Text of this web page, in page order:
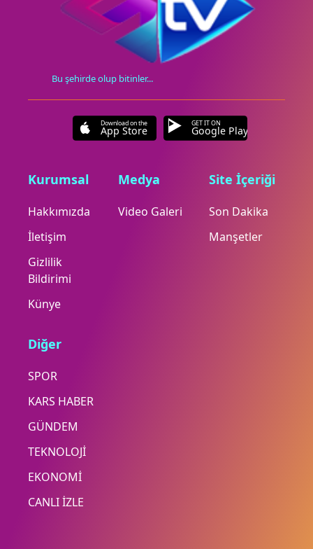
Bu şehirde olup bitinler...
Download on the
App Store
GET IT ON
Google Play
Kurumsal
Hakkımızda
İletişim
Gizlilik
Bildirimi
Künye
Medya
Video Galeri
Site İçeriği
Son Dakika
Manşetler
Diğer
SPOR
KARS HABER
GÜNDEM
TEKNOLOJİ
EKONOMİ
CANLI İZLE